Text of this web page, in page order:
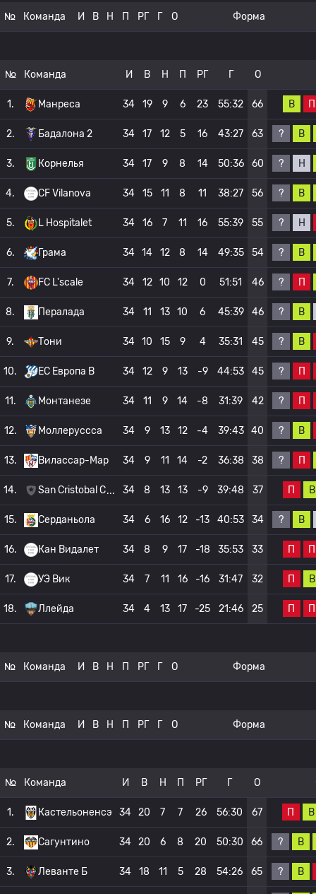
№ Команда И В Н П РГ Г О Форма
№ Команда И В Н П РГ Г О
1. Манреса 34 19 9 6 23 55:32 66 В П
2. Бадалона 2 34 17 12 5 16 43:27 63 ? В
3. Корнелья 34 17 9 8 14 50:36 60 ? Н
4. CF Vilanova 34 15 11 8 11 38:27 56 ? В
5. L Hospitalet 34 16 7 11 16 55:39 55 ? Н
6. Грама 34 14 12 8 14 49:35 54 ? В
7. FC L'scale 34 12 10 12 0 51:51 46 ? П
8. Пералада 34 11 13 10 6 45:39 46 ? В
9. Тони 34 10 15 9 4 35:31 45 ? В
10. ЕС Европа B 34 12 9 13 -9 44:53 45 ? П
11. Монтанезе 34 11 9 14 -8 31:39 42 ? П
12. Моллеруссса 34 9 13 12 -4 39:43 40 ? В
13. Вилассар-Мар 34 9 11 14 -2 36:38 38 ? П
14. San Cristobal C 34 8 13 13 -9 39:48 37 П В
15. Серданьола 34 6 16 12 -13 40:53 34 ? В
16. Кан Видалет 34 8 9 17 -18 35:53 33 П П
17. УЭ Вик 34 7 11 16 -16 31:47 32 П В
18. Ллейда 34 4 13 17 -25 21:46 25 П П
№ Команда И В Н П РГ Г О Форма
№ Команда И В Н П РГ Г О Форма
№ Команда И В Н П РГ Г О
1. Кастельоненсэ 34 20 7 7 26 56:30 67 П В
2. Сагунтино 34 20 6 8 20 50:30 66 ? В
3. Леванте Б 34 18 11 5 28 54:26 65 ? В